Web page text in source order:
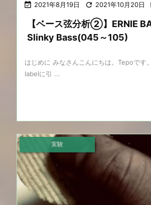
 2021年8月19日  2021年10月20日
【ベース弦分析②】ERNIE
Slinky Bass(045～105)
はじめに みなさんこんにちは。Tepoです
labelに引 ...
実験